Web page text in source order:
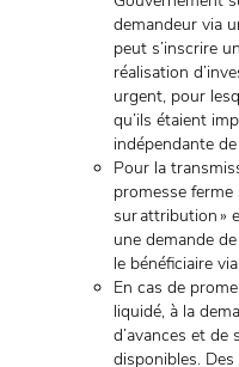
demandeur via
peut s’inscrire
réalisation
urgent, pour
qu’ils étaient
indépendante
Pour la
promesse ferme
sur attribution »
une demande
le bénéficiaire
En cas de
liquidé, à la
d’avances et
disponibles.